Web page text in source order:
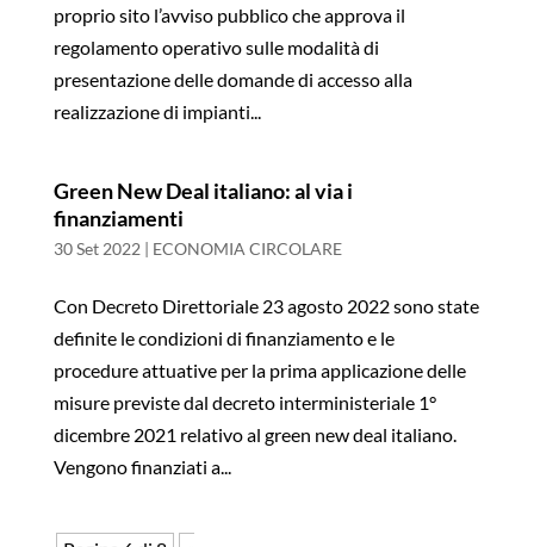
proprio sito l’avviso pubblico che approva il
regolamento operativo sulle modalità di
presentazione delle domande di accesso alla
realizzazione di impianti...
Green New Deal italiano: al via i
finanziamenti
30 Set 2022 | ECONOMIA CIRCOLARE
Con Decreto Direttoriale 23 agosto 2022 sono state
definite le condizioni di finanziamento e le
procedure attuative per la prima applicazione delle
misure previste dal decreto interministeriale 1°
dicembre 2021 relativo al green new deal italiano.
Vengono finanziati a...